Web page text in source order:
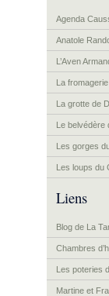
Agenda
Anatole
L’Aven
La
La grotte de
Le belvédère
Les gorges
Les loups du
Liens
Blog de La
Chambres
Les poteries
Martine et